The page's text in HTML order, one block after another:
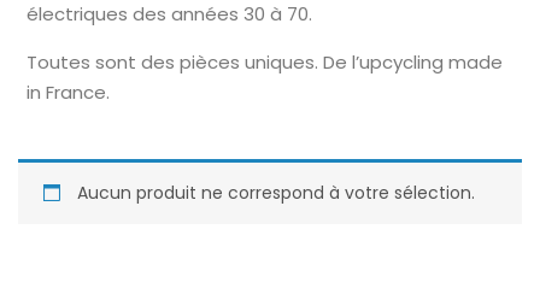
électriques des années 30 à 70.
Toutes sont des pièces uniques. De l’upcycling made
in France.
Aucun produit ne correspond à votre sélection.